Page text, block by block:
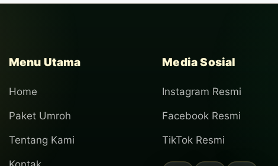
Menu Utama
Home
Paket Umroh
Tentang Kami
Media Sosial
Instagram Resmi
Facebook Resmi
TikTok Resmi